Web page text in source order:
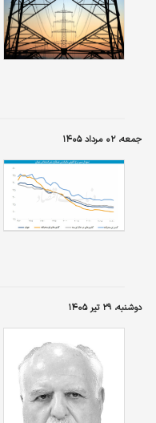
جمعه، ۰۲ مرداد ۱۴۰۵
دوشنبه، ۲۹ تیر ۱۴۰۵